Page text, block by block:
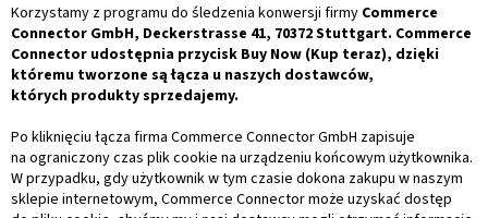
Korzystamy z programu do śledzenia konwersji firmy Commerce
Connector GmbH, Deckerstrasse 41, 70372 Stuttgart. Commerce
Connector udostępnia przycisk Buy Now (Kup teraz), dzięki
któremu tworzone są łącza u naszych dostawców,
których produkty sprzedajemy.
Po kliknięciu łącza firma Commerce Connector GmbH zapisuje
na ograniczony czas plik cookie na urządzeniu końcowym użytkownika.
W przypadku, gdy użytkownik w tym czasie dokona zakupu w naszym
sklepie internetowym, Commerce Connector może uzyskać dostęp